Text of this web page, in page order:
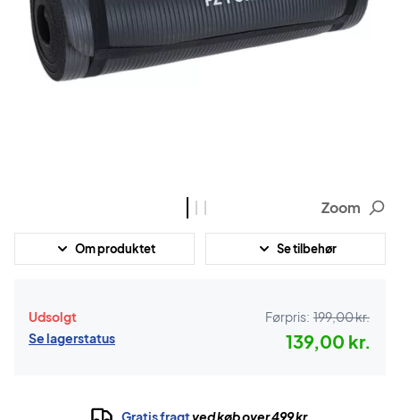
Zoom
Om produktet Se tilbehør
Udsolgt
Se lagerstatus
Førpris: 199,00 kr.
139,00 kr.
Gratis fragtved køb over 499 kr.